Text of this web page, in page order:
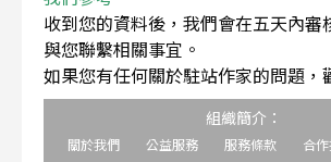
收到您的資料後，我們會在五天內審
與您聯繫相關事宜。
如果您有任何關於駐站作家的問題，
組織簡介：
關於我們 公益服務 服務條款 合